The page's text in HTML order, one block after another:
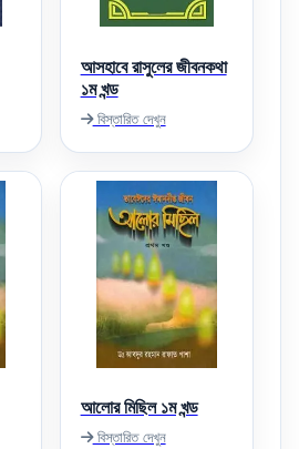
আসহাবে রাসুলের জীবনকথা
১ম খন্ড
বিস্তারিত দেখুন
আলোর মিছিল ১ম খন্ড
বিস্তারিত দেখুন